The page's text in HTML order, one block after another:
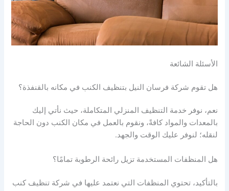
الأسئلة الشائعة
هل تقوم شركة فرسان النيل بتنظيف الكنب في مكانه بالقنفذة؟
نعم، نوفر خدمة التنظيف المنزلي المتكاملة، حيث نأتي إليك
بالمعدات والمواد كافةً، ونقوم بالعمل في مكان الكنب دون الحاجة
لنقله؛ لنوفر عليك الوقت والجهد.
هل المنظفات المستخدمة تزيل رائحة الرطوبة تمامًا؟
بالتأكيد، تحتوي المنظفات التي نعتمد عليها في شركة تنظيف كنب